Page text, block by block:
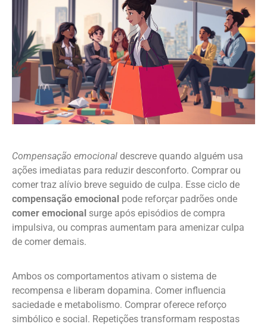
Compensação emocional descreve quando alguém usa
ações imediatas para reduzir desconforto. Comprar ou
comer traz alívio breve seguido de culpa. Esse ciclo de
compensação emocional pode reforçar padrões onde
comer emocional surge após episódios de compra
impulsiva, ou compras aumentam para amenizar culpa
de comer demais.
Ambos os comportamentos ativam o sistema de
recompensa e liberam dopamina. Comer influencia
saciedade e metabolismo. Comprar oferece reforço
simbólico e social. Repetições transformam respostas